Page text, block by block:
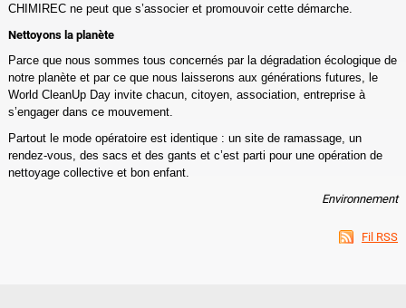
CHIMIREC ne peut que s’associer et promouvoir cette démarche.
Nettoyons la planète
Parce que nous sommes tous concernés par la dégradation écologique de
notre planète et par ce que nous laisserons aux générations futures, le
World CleanUp Day invite chacun, citoyen, association, entreprise à
s’engager dans ce mouvement.
Partout le mode opératoire est identique : un site de ramassage, un
rendez-vous, des sacs et des gants et c’est parti pour une opération de
nettoyage collective et bon enfant.
Environnement
Fil RSS